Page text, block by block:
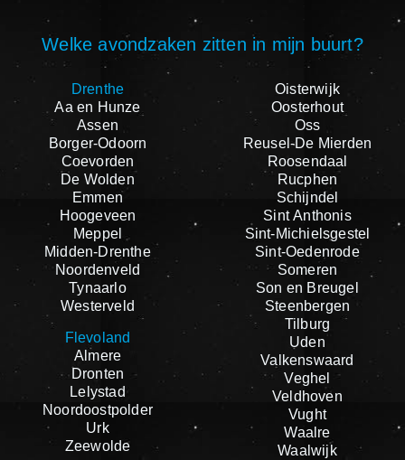
Welke avondzaken zitten in mijn buurt?
Drenthe
Aa en Hunze
Assen
Borger-Odoorn
Coevorden
De Wolden
Emmen
Hoogeveen
Meppel
Midden-Drenthe
Noordenveld
Tynaarlo
Westerveld
Flevoland
Almere
Dronten
Lelystad
Noordoostpolder
Urk
Zeewolde
Oisterwijk
Oosterhout
Oss
Reusel-De Mierden
Roosendaal
Rucphen
Schijndel
Sint Anthonis
Sint-Michielsgestel
Sint-Oedenrode
Someren
Son en Breugel
Steenbergen
Tilburg
Uden
Valkenswaard
Veghel
Veldhoven
Vught
Waalre
Waalwijk